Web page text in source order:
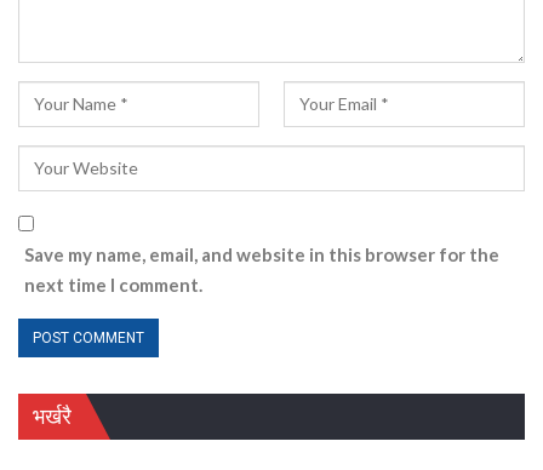
Save my name, email, and website in this browser for the
next time I comment.
भर्खरै